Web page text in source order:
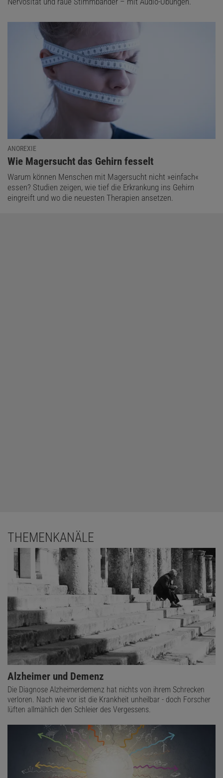
ANOREXIE
:
Wie Magersucht das Gehirn fesselt
Warum können Menschen mit Magersucht nicht »einfach«
essen? Studien zeigen, wie tief die Erkrankung ins Gehirn
eingreift und wo die neuesten Therapien ansetzen.
THEMENKANÄLE
Alzheimer und Demenz
Die Diagnose Alzheimerdemenz hat nichts von ihrem Schrecken
verloren. Nach wie vor ist die Krankheit unheilbar - doch Forscher
lüften allmählich den Schleier des Vergessens.